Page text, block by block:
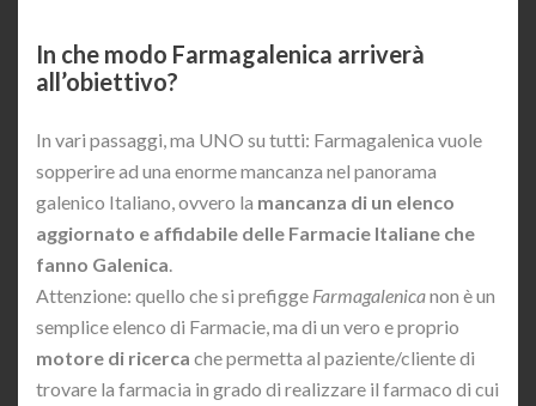
In che modo Farmagalenica arriverà
all’obiettivo?
In vari passaggi, ma UNO su tutti: Farmagalenica vuole
sopperire ad una enorme mancanza nel panorama
galenico Italiano, ovvero la mancanza di un elenco
aggiornato e affidabile delle Farmacie Italiane che
fanno Galenica
Attenzione: quello che si prefigge Farmagalenicanon è un
semplice elenco di Farmacie, ma di un vero e proprio
motore di ricerca che permetta al paziente/cliente di
trovare la farmacia in grado di realizzare il farmaco di cui